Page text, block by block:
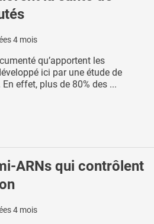
4 mois
qu’apportent les
ici par une étude de
En effet, plus de 80% des ...
ARNs qui contrôlent
4 mois